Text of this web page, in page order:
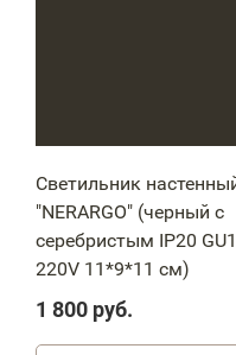
Светильник
"NERARGO" (черный с
серебристым IP20
220V 11*9*11 см)
1 800 руб.